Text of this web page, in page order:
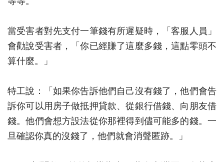
當受害者對先支付一筆錢有所遲疑時，「客服人員」
會勸說受害者，「你已經賺了這麼多錢，這點零頭不
算什麼。」
特工說：「如果你告訴他們自己沒有錢了，他們會告
訴你可以用房子做抵押貸款、從銀行借錢、向朋友借
錢。他們會想方設法從你那裡得到儘可能多的錢。一
旦確認你真的沒錢了，他們就會消聲匿跡。」